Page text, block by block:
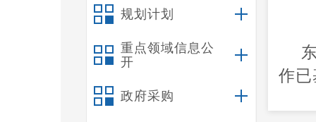
规划计划
重点领域信息公
开
政府采购
作